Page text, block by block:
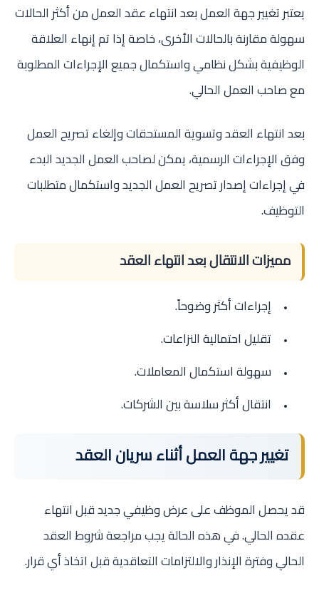
يعتبر تغيير جهة العمل بعد انتهاء عقد العمل من أكثر الحالات
سهولة مقارنة بالحالات الأخرى، خاصة إذا تم إنهاء العلاقة
الوظيفية بشكل نظامي واستكمال جميع الإجراءات المطلوبة
مع صاحب العمل الحالي.
بعد انتهاء العقد وتسوية المستحقات وإلغاء تصريح العمل
وفق الإجراءات الرسمية، يمكن لصاحب العمل الجديد البدء
في إجراءات إصدار تصريح العمل الجديد واستكمال متطلبات
التوظيف.
مميزات الانتقال بعد انتهاء العقد
إجراءات أكثر وضوحاً.
تقليل احتمالية النزاعات.
سهولة استكمال المعاملات.
انتقال أكثر سلاسة بين الشركات.
تغيير جهة العمل أثناء سريان العقد
قد يحصل الموظف على عرض وظيفي جديد قبل انتهاء
عقده الحالي. في هذه الحالة يجب مراجعة شروط العقد
الحالي وفترة الإنذار والالتزامات التعاقدية قبل اتخاذ أي قرار.